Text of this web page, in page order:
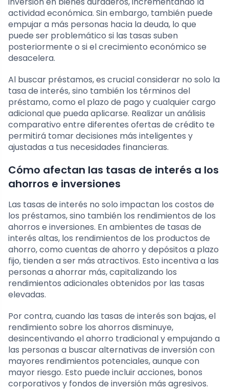
actividad económica. Sin embargo, también puede
empujar a más personas hacia la deuda, lo que
puede ser problemático si las tasas suben
posteriormente o si el crecimiento económico se
desacelera.
Al buscar préstamos, es crucial considerar no solo la
tasa de interés, sino también los términos del
préstamo, como el plazo de pago y cualquier cargo
adicional que pueda aplicarse. Realizar un análisis
comparativo entre diferentes ofertas de crédito te
permitirá tomar decisiones más inteligentes y
ajustadas a tus necesidades financieras.
Cómo afectan las tasas de interés a los
ahorros e inversiones
Las tasas de interés no solo impactan los costos de
los préstamos, sino también los rendimientos de los
ahorros e inversiones. En ambientes de tasas de
interés altas, los rendimientos de los productos de
ahorro, como cuentas de ahorro y depósitos a plazo
fijo, tienden a ser más atractivos. Esto incentiva a las
personas a ahorrar más, capitalizando los
rendimientos adicionales obtenidos por las tasas
elevadas.
Por contra, cuando las tasas de interés son bajas, el
rendimiento sobre los ahorros disminuye,
desincentivando el ahorro tradicional y empujando a
las personas a buscar alternativas de inversión con
mayores rendimientos potenciales, aunque con
mayor riesgo. Esto puede incluir acciones, bonos
corporativos y fondos de inversión más agresivos.